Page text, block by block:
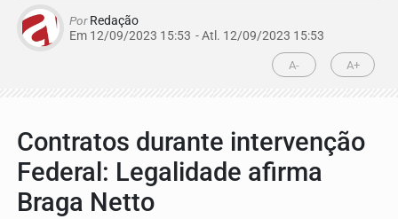
PorRedação
Em 12/09/2023 15:53 - Atl. 12/09/2023 15:53
A- A+
Contratos durante intervenção
Federal: Legalidade afirma
Braga Netto